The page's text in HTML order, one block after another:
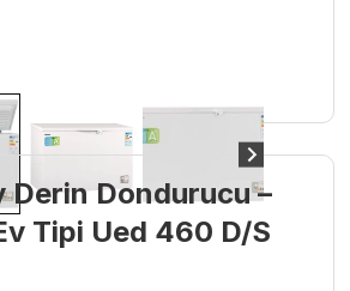
Derin Dondurucu –
Tipi Ued 460 D/S